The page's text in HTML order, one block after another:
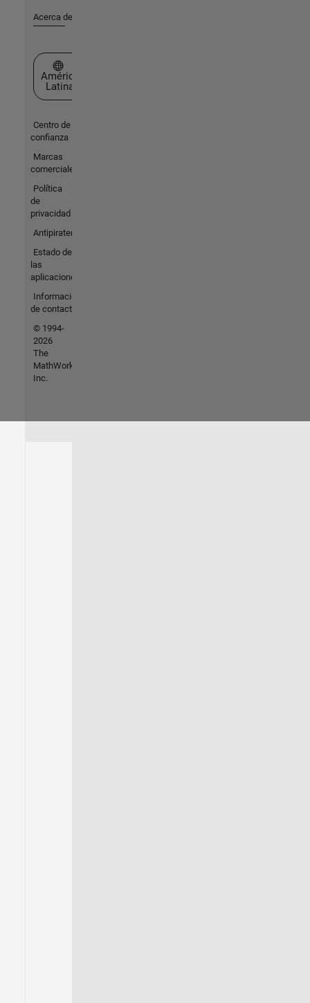
Acerca de MathWorks
Seleccione un país/idioma
América
Latina
Centro de
confianza
Marcas
comerciales
Política
de
privacidad
Antipiratería
Estado de
las
aplicaciones
Información
de contacto
© 1994-
2026
The
MathWorks,
Inc.